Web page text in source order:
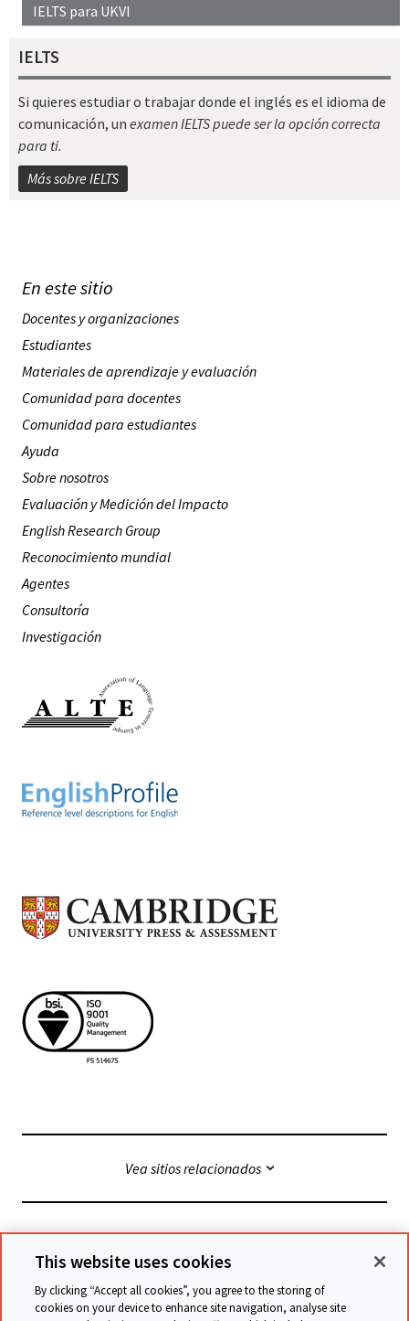
IELTS para UKVI
IELTS
Si quieres estudiar o trabajar donde el inglés es el idioma de
comunicación, un examen IELTS puede ser la opción correcta
para ti.
Más sobre IELTS
En este sitio
Docentes y organizaciones
Estudiantes
Materiales de aprendizaje y evaluación
Comunidad para docentes
Comunidad para estudiantes
Ayuda
Sobre nosotros
Evaluación y Medición del Impacto
English Research Group
Reconocimiento mundial
Agentes
Consultoría
Investigación
Vea sitios relacionados
© Cambridge University Press & Assessment
Términos y condiciones Protección de datos
This website uses cookies
By clicking “Accept all cookies”, you agree to the storing of
cookies on your device to enhance site navigation, analyse site